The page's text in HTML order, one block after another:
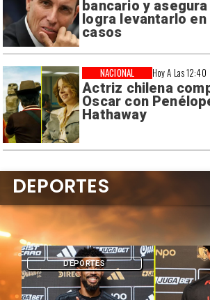
bancario y
logra levantarlo
casos
Hoy A Las 12:40
Actriz chilena
Oscar con
Hathaway
NACIONAL
DEPORTES
DEPORTES